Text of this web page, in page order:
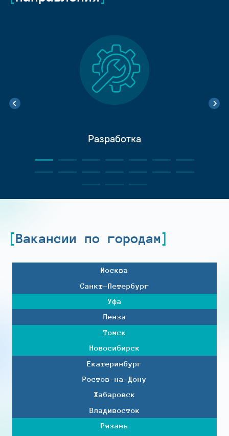
Разработка
Вакансии по городам
Москва
Санкт-Петербург
Уфа
Пенза
Томск
Новосибирск
Екатеринбург
Ростов-на-Дону
Хабаровск
Владивосток
Рязань